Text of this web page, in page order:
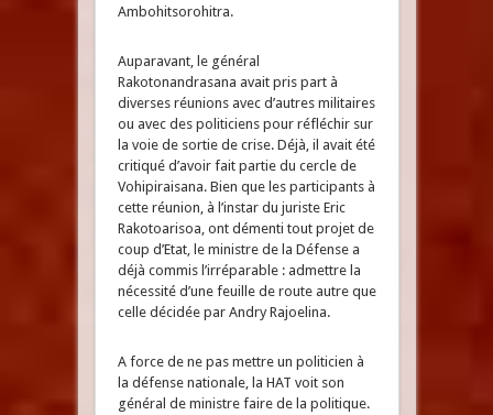
Ambohitsorohitra.
Auparavant, le général
Rakotonandrasana avait pris part à
diverses réunions avec d’autres militaires
ou avec des politiciens pour réfléchir sur
la voie de sortie de crise. Déjà, il avait été
critiqué d’avoir fait partie du cercle de
Vohipiraisana. Bien que les participants à
cette réunion, à l’instar du juriste Eric
Rakotoarisoa, ont démenti tout projet de
coup d’Etat, le ministre de la Défense a
déjà commis l’irréparable : admettre la
nécessité d’une feuille de route autre que
celle décidée par Andry Rajoelina.
A force de ne pas mettre un politicien à
la défense nationale, la HAT voit son
général de ministre faire de la politique.